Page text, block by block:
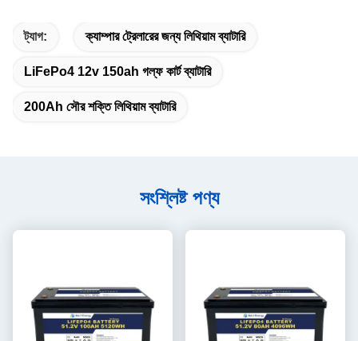
ট্যাগ: ক্যাম্পার ট্রেলারের জন্য লিথিয়াম ব্যাটারি
LiFePo4 12v 150ah গল্ফ কার্ট ব্যাটারি
200Ah সৌর শক্তি লিথিয়াম ব্যাটারি
সংশ্লিষ্ট পণ্য